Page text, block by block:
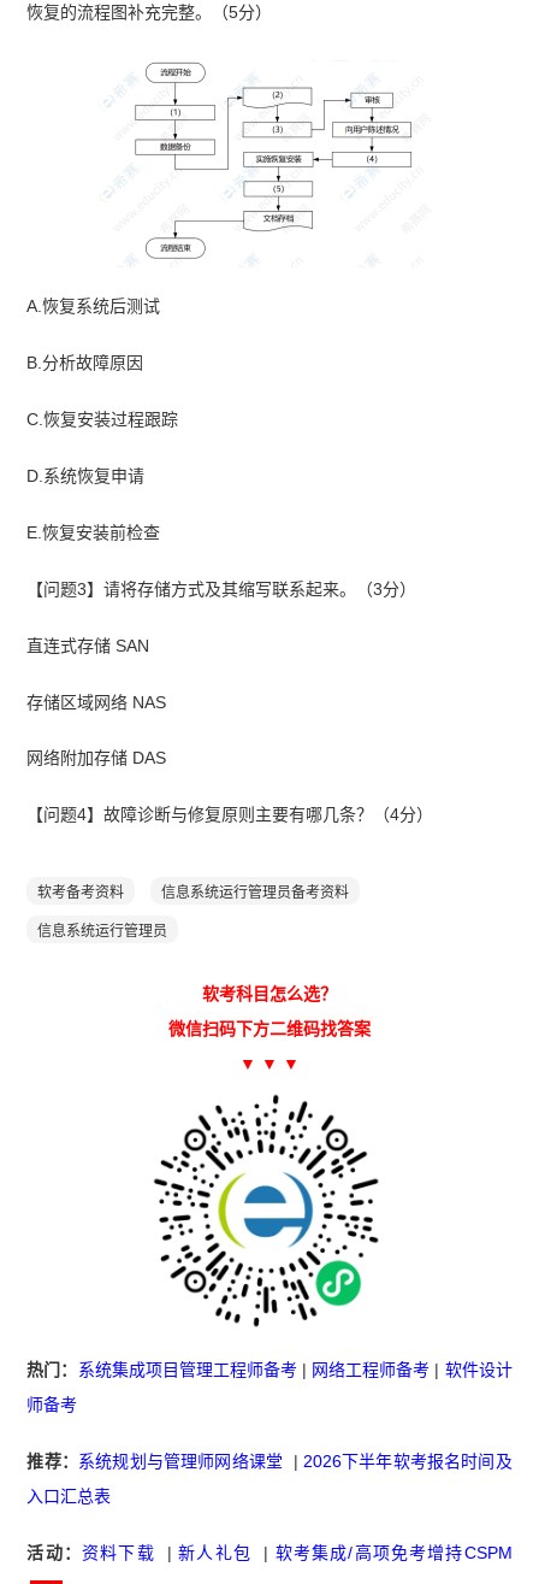
恢复的流程图补充完整。（5分）
A.恢复系统后测试
B.分析故障原因
C.恢复安装过程跟踪
D.系统恢复申请
E.恢复安装前检查
【问题3】请将存储方式及其缩写联系起来。（3分）
直连式存储 SAN
存储区域网络 NAS
网络附加存储 DAS
【问题4】故障诊断与修复原则主要有哪几条？（4分）
软考备考资料 信息系统运行管理员备考资料
信息系统运行管理员
软考科目怎么选？
微信扫码下方二维码找答案
▼ ▼ ▼
热门： 系统集成项目管理工程师备考 | 网络工程师备考 | 软件设计
师备考
推荐： 系统规划与管理师网络课堂 | 2026下半年软考报名时间及
入口汇总表
活动： 资料下载 |新人礼包 | 软考集成/高项免考增持CSPM